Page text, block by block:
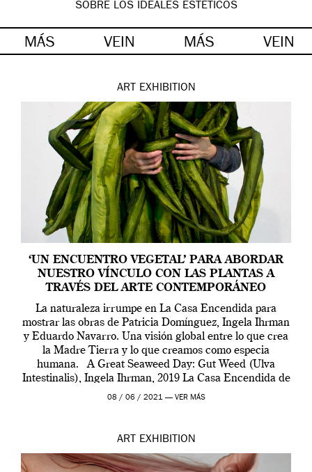
SOBRE LOS IDEALES ESTÉTICOS
MÁS VEIN MÁS VEIN
ART EXHIBITION
‘UN ENCUENTRO VEGETAL’ PARA ABORDAR
NUESTRO VÍNCULO CON LAS PLANTAS A
TRAVÉS DEL ARTE CONTEMPORÁNEO
La naturaleza irrumpe en La Casa Encendida para
mostrar las obras de Patricia Domínguez, Ingela Ihrman
y Eduardo Navarro. Una visión global entre lo que crea
la Madre Tierra y lo que creamos como especia
humana. A Great Seaweed Day: Gut Weed (Ulva
Intestinalis), Ingela Ihrman, 2019 La Casa Encendida de
Madrid y la Wellcome […]
08 / 06 / 2021 — VER MÁS
ART EXHIBITION